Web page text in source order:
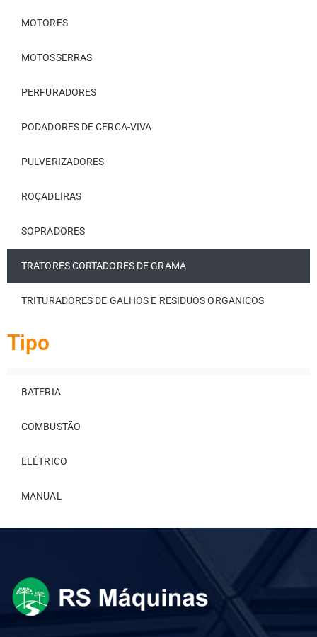
MOTORES
MOTOSSERRAS
PERFURADORES
PODADORES DE CERCA-VIVA
PULVERIZADORES
ROÇADEIRAS
SOPRADORES
TRATORES CORTADORES DE GRAMA
TRITURADORES DE GALHOS E RESIDUOS ORGANICOS
Tipo
BATERIA
COMBUSTÃO
ELÉTRICO
MANUAL